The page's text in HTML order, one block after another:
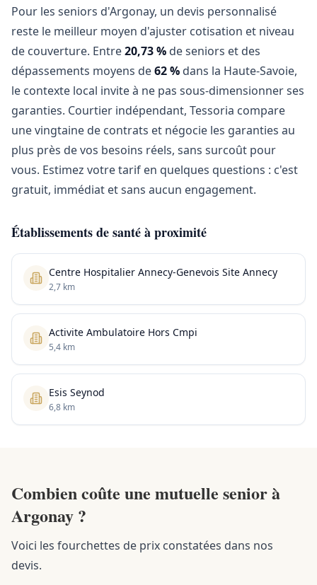
Pour les seniors d'Argonay, un devis personnalisé
reste le meilleur moyen d'ajuster cotisation et niveau
de couverture. Entre20,73 % de seniors et des
dépassements moyens de62 % dans la Haute-Savoie,
le contexte local invite à ne pas sous-dimensionner ses
garanties. Courtier indépendant, Tessoria compare
une vingtaine de contrats et négocie les garanties au
plus près de vos besoins réels, sans surcoût pour
vous. Estimez votre tarif en quelques questions : c'est
gratuit, immédiat et sans aucun engagement.
Établissements de santé à proximité
Centre Hospitalier Annecy-Genevois Site Annecy
2,7 km
Activite Ambulatoire Hors Cmpi
5,4 km
Esis Seynod
6,8 km
Combien coûte une mutuelle senior à
Argonay ?
Voici les fourchettes de prix constatées dans nos
devis.